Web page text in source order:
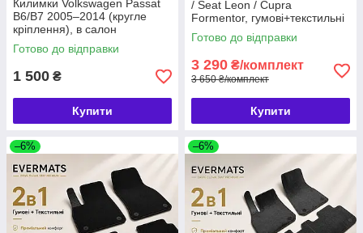
Килимки Volkswagen Passat
B6/B7 2005–2014 (кругле
кріплення), в салон
текстильні, 4 шт., AZ AUTO
Чехія (720567)
Готово до відправки
1 500 ₴
Купити
/ Seat Leon / Cupra
Formentor, гумові+текстильні
2в1, 8шт, EVERMATS
(PT217952)
Готово до відправки
3 290 ₴/комплект
3 650 ₴/комплект
Купити
–6% –6%